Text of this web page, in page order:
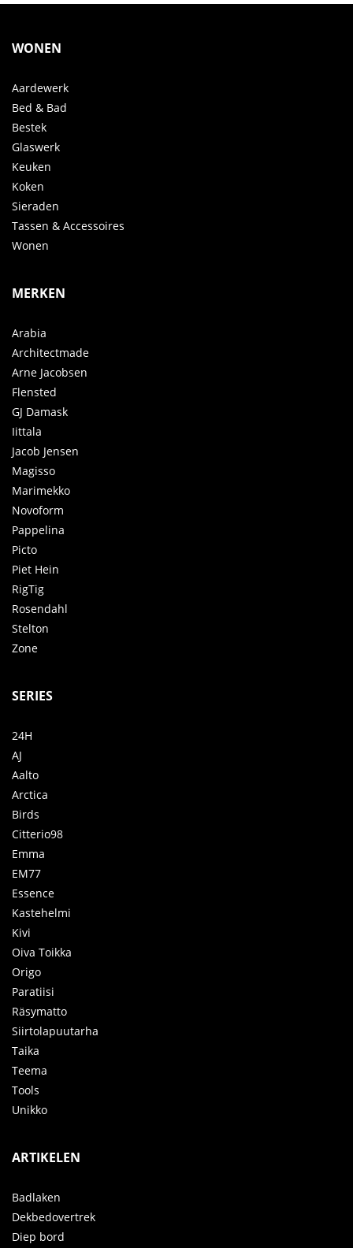
WONEN
Aardewerk
Bed & Bad
Bestek
Glaswerk
Keuken
Koken
Sieraden
Tassen & Accessoires
Wonen
MERKEN
Arabia
Architectmade
Arne Jacobsen
Flensted
GJ Damask
Iittala
Jacob Jensen
Magisso
Marimekko
Novoform
Pappelina
Picto
Piet Hein
RigTig
Rosendahl
Stelton
Zone
SERIES
24H
AJ
Aalto
Arctica
Birds
Citterio98
Emma
EM77
Essence
Kastehelmi
Kivi
Oiva Toikka
Origo
Paratiisi
Räsymatto
Siirtolapuutarha
Taika
Teema
Tools
Unikko
ARTIKELEN
Badlaken
Dekbedovertrek
Diep bord